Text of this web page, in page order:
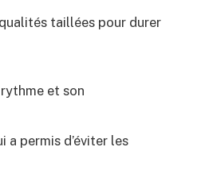
taillées pour durer
et son
a permis d’éviter les